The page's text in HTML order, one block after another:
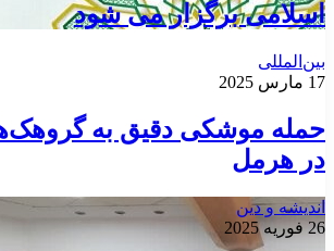
اسلامی برگزار می شود
بین‌المللی
17 مارس 2025
حمله موشکی دقیق به
در هرمل
اندیشه و دین
26 فوریه 2025